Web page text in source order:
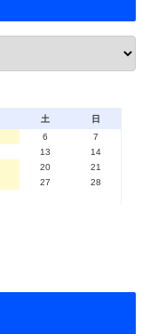
土
日
6
7
13
14
20
21
27
28